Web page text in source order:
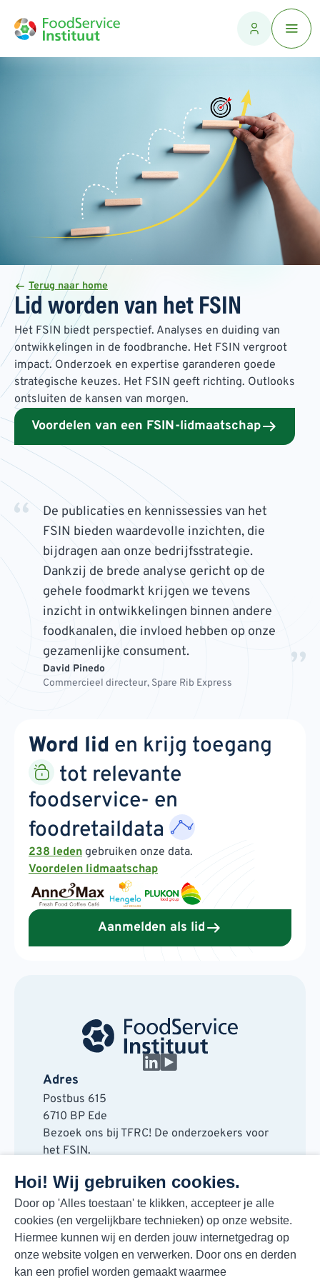
Hoi! Wij gebruiken cookies.
Door op 'Alles toestaan' te klikken, accepteer je alle
cookies (en vergelijkbare technieken) op onze website.
Hiermee kunnen wij en derden jouw internetgedrag op
onze website volgen en verwerken. Door ons en derden
kan een profiel worden gemaakt waarmee
Terug naar home
Lid worden van het FSIN
Het FSIN biedt perspectief. Analyses en duiding van
ontwikkelingen in de foodbranche. Het FSIN vergroot
impact. Onderzoek en expertise garanderen goede
strategische keuzes. Het FSIN geeft richting. Outlooks
ontsluiten de kansen van morgen.
Voordelen van een FSIN-lidmaatschap
De publicaties en kennissessies van het
FSIN bieden waardevolle inzichten, die
bijdragen aan onze bedrijfsstrategie.
Dankzij de brede analyse gericht op de
gehele foodmarkt krijgen we tevens
inzicht in ontwikkelingen binnen andere
foodkanalen, die invloed hebben op onze
gezamenlijke consument.
David Pinedo
Commercieel directeur, Spare Rib Express
Word lid en krijg toegang
tot relevante
foodservice- en
foodretaildata
238 leden gebruiken onze data.
Voordelen lidmaatschap
Aanmelden als lid
Adres
Postbus 615
6710 BP Ede
Bezoek ons bij TFRC! De onderzoekers voor
het FSIN.
6717 LT Ede
Contact
088 730 48 00
info@fsin.nl
Nieuwsbrief
Elke maand de beste insights en outlooks